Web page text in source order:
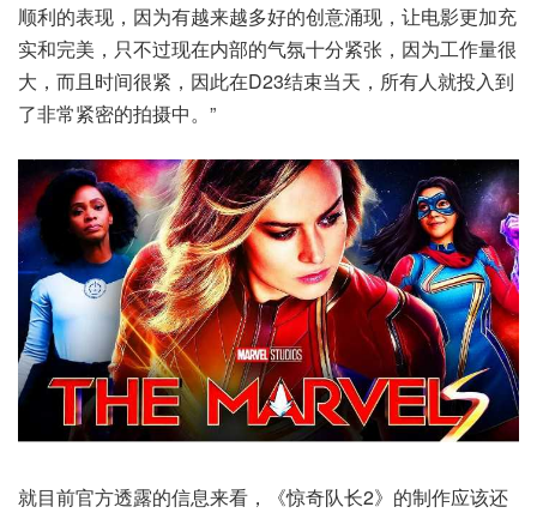
顺利的表现，因为有越来越多好的创意涌现，让电影更加充
实和完美，只不过现在内部的气氛十分紧张，因为工作量很
大，而且时间很紧，因此在D23结束当天，所有人就投入到
了非常紧密的拍摄中。”
就目前官方透露的信息来看，《惊奇队长2》的制作应该还